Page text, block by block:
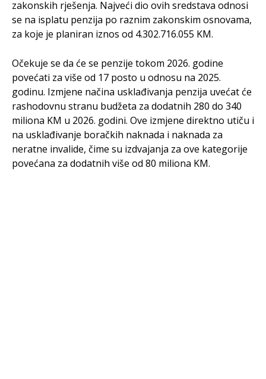
zakonskih rješenja. Najveći dio ovih sredstava odnosi
se na isplatu penzija po raznim zakonskim osnovama,
za koje je planiran iznos od 4.302.716.055 KM.
Očekuje se da će se penzije tokom 2026. godine
povećati za više od 17 posto u odnosu na 2025.
godinu. Izmjene načina usklađivanja penzija uvećat će
rashodovnu stranu budžeta za dodatnih 280 do 340
miliona KM u 2026. godini. Ove izmjene direktno utiču i
na usklađivanje boračkih naknada i naknada za
neratne invalide, čime su izdvajanja za ove kategorije
povećana za dodatnih više od 80 miliona KM.